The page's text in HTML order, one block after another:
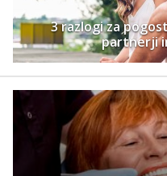
3 razlogi za
partnerji